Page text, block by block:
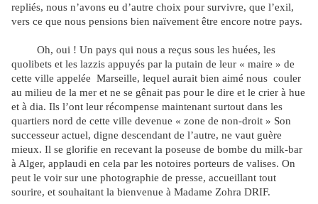
repliés, nous n’avons eu d’autre choix pour survivre, que l’exil,
vers ce que nous pensions bien naïvement être encore notre pays.
Oh, oui ! Un pays qui nous a reçus sous les huées, les
quolibets et les lazzis appuyés par la putain de leur « maire » de
cette ville appelée Marseille, lequel aurait bien aimé nous couler
au milieu de la mer et ne se gênait pas pour le dire et le crier à hue
et à dia. Ils l’ont leur récompense maintenant surtout dans les
quartiers nord de cette ville devenue « zone de non-droit » Son
successeur actuel, digne descendant de l’autre, ne vaut guère
mieux. Il se glorifie en recevant la poseuse de bombe du milk-bar
à Alger, applaudi en cela par les notoires porteurs de valises. On
peut le voir sur une photographie de presse, accueillant tout
sourire, et souhaitant la bienvenue à Madame Zohra DRIF.